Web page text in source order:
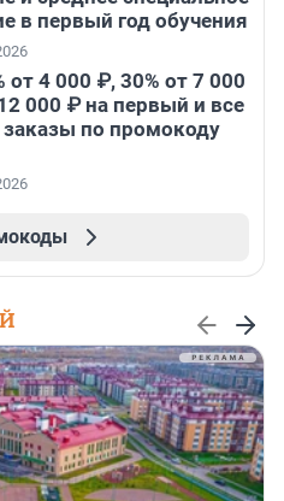
в первый год обучения
от 4 000 ₽, 30% от 7 000
000 ₽ на первый и все
по промокоду